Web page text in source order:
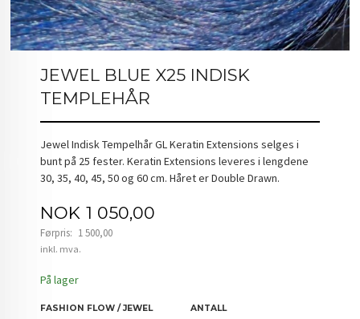
JEWEL BLUE X25 INDISK
TEMPLEHÅR
Jewel Indisk Tempelhår GL Keratin Extensions selges i
bunt på 25 fester. Keratin Extensions leveres i lengdene
30, 35, 40, 45, 50 og 60 cm. Håret er Double Drawn.
Tilbud
NOK 1 050,00
Førpris: 1 500,00
Rabatt
inkl. mva.
På lager
FASHION FLOW / JEWEL ANTALL